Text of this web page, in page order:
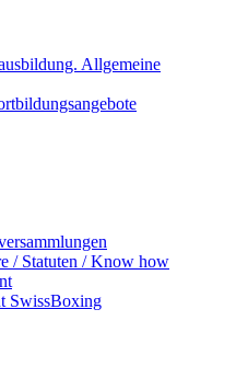
Allgemeine
/ Statuten / Know how
SwissBoxing